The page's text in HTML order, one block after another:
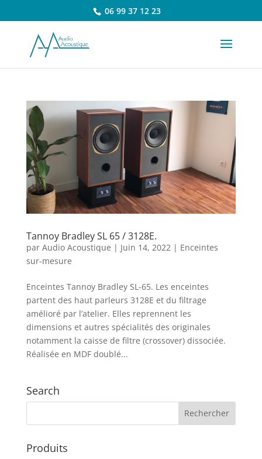
06 99 37 12 23
Tannoy Bradley SL 65 / 3128E.
par Audio Acoustique | Juin 14, 2022 | Enceintes
sur-mesure
Enceintes Tannoy Bradley SL-65. Les enceintes
partent des haut parleurs 3128E et du filtrage
amélioré par l’atelier. Elles reprennent les
dimensions et autres spécialités des originales
notamment la caisse de filtre (crossover) dissociée.
Réalisée en MDF doublé...
Search
Produits